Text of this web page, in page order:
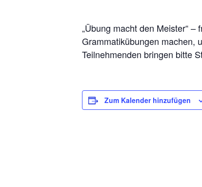
„Übung macht den Meister“
Grammatikübungen machen,
Teilnehmenden bringen bitte
Zum Kalender hinzufügen